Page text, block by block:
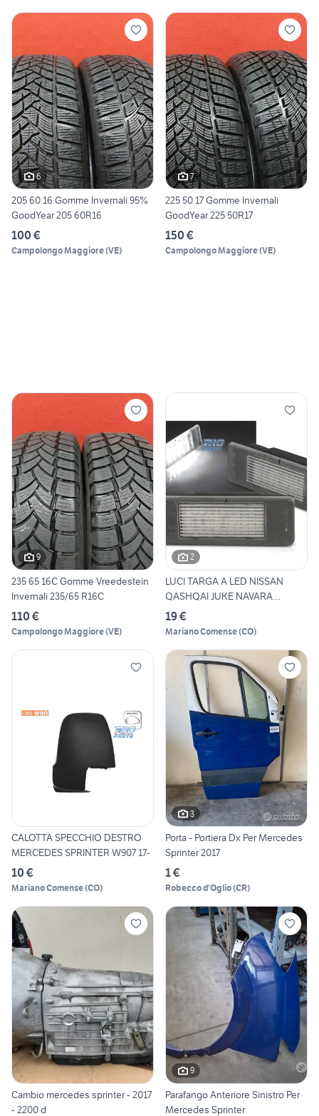
6
205 60 16 Gomme Invernali 95%
GoodYear 205 60R16
100 €
Campolongo Maggiore(VE)
7
225 50 17 Gomme Invernali
GoodYear 225 50R17
150 €
Campolongo Maggiore(VE)
9
235 65 16C Gomme Vreedestein
Invernali 235/65 R16C
110 €
Campolongo Maggiore(VE)
2
LUCI TARGA A LED NISSAN
QASHQAI JUKE NAVARA
MERCED
19 €
Mariano Comense(CO)
CALOTTA SPECCHIO DESTRO
MERCEDES SPRINTER W907 17-
10 €
Mariano Comense(CO)
3
Porta - Portiera Dx Per Mercedes
Sprinter 2017
1 €
Robecco d'Oglio(CR)
Cambio mercedes sprinter - 2017
- 2200 d
9
Parafango Anteriore Sinistro Per
Mercedes Sprinter